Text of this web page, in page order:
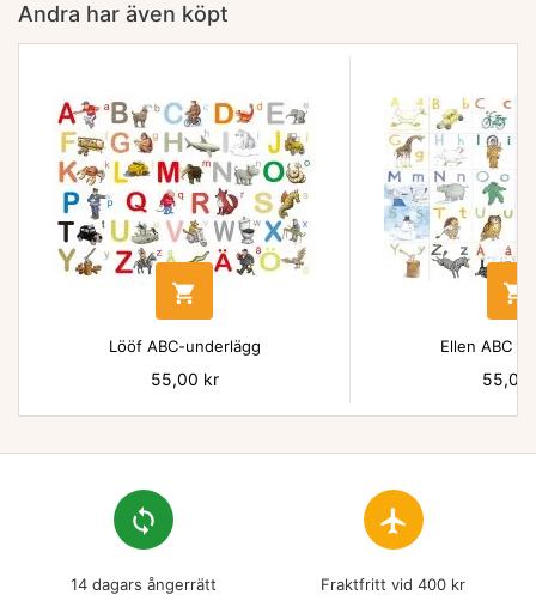
Andra har även köpt

Lööf ABC-underlägg
Pris
55,00 kr

Ellen ABC
Pris
55,00
loop
14 dagars ångerrätt
flight
Fraktfritt vid 400 kr